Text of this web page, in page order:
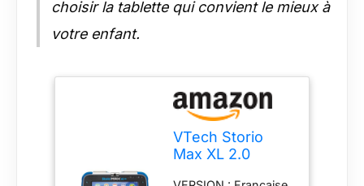
faciles à désactiver
horaires) / Contrôle
des sites accessibles
via une liste blanche /
Définition des
contenus accessibles
profils enfant
choisir la tablette qui convient le mieux à
votre enfant.
VTech Storio
Max XL 2.0